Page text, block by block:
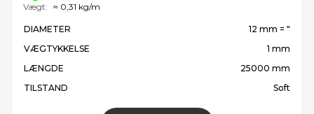
DIAMETER
12 mm = ″
VÆGTYKKELSE
1 mm
LÆNGDE
25000 mm
TILSTAND
Soft
Vægt: ≈ 0,31 kg/m